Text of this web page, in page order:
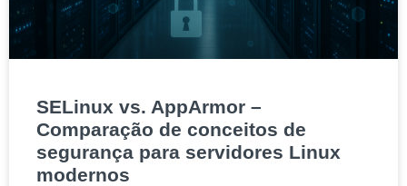
SELinux vs. AppArmor –
Comparação de conceitos de
segurança para servidores Linux
modernos